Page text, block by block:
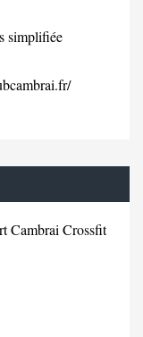
simplifiée
Cambrai Crossfit